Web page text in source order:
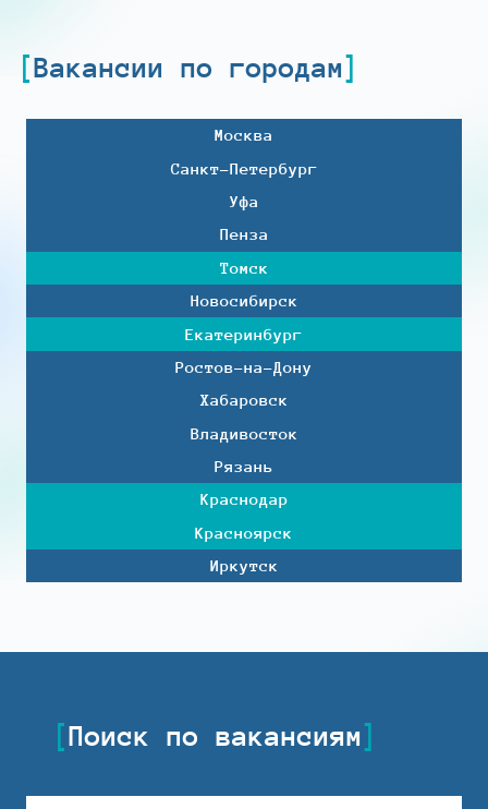
Вакансии по городам
Москва
Санкт-Петербург
Уфа
Пенза
Томск
Новосибирск
Екатеринбург
Ростов-на-Дону
Хабаровск
Владивосток
Рязань
Краснодар
Красноярск
Иркутск
Поиск по вакансиям